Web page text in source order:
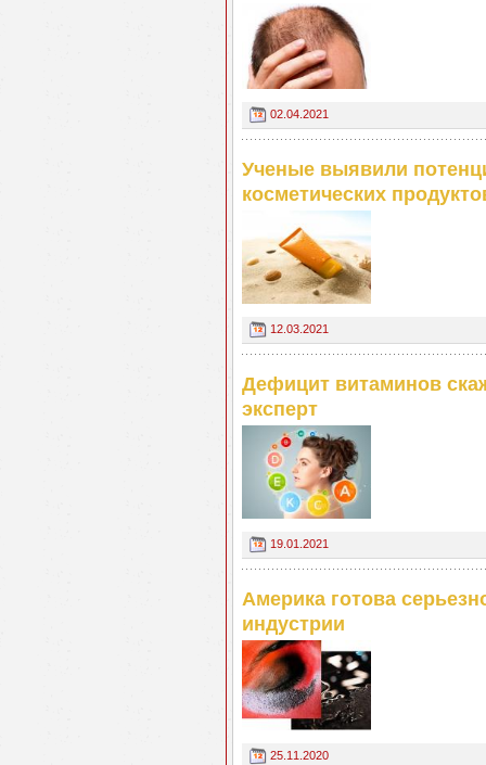
02.04.2021
Ученые выявили
косметических
12.03.2021
Дефицит витаминов
эксперт
19.01.2021
Америка готова
индустрии
25.11.2020